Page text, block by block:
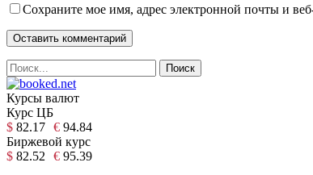
Сохраните мое имя, адрес электронной почты и
Курсы валют
Курс ЦБ
$ 82.17 € 94.84
Биржевой курс
$ 82.52 € 95.39